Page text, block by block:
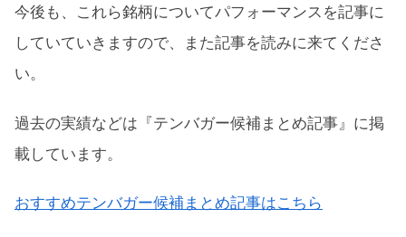
今後も、これら銘柄についてパフォーマンスを記事に
していていきますので、また記事を読みに来てくださ
い。
過去の実績などは『テンバガー候補まとめ記事』に掲
載しています。
おすすめテンバガー候補まとめ記事はこちら